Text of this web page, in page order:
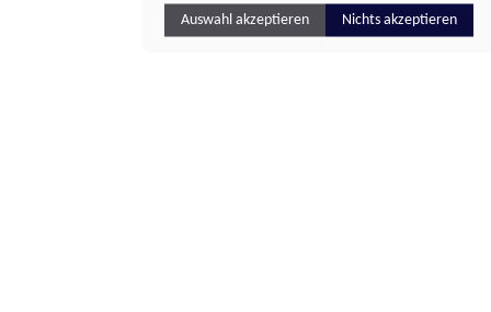
Auswahl akzeptieren Nichts akzeptieren